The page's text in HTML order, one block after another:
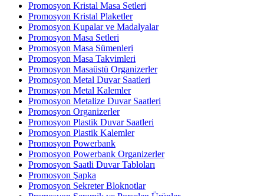
Promosyon Kristal Masa Setleri
Promosyon Kristal Plaketler
Promosyon Kupalar ve Madalyalar
Promosyon Masa Setleri
Promosyon Masa Sümenleri
Promosyon Masa Takvimleri
Promosyon Masaüstü Organizerler
Promosyon Metal Duvar Saatleri
Promosyon Metal Kalemler
Promosyon Metalize Duvar Saatleri
Promosyon Organizerler
Promosyon Plastik Duvar Saatleri
Promosyon Plastik Kalemler
Promosyon Powerbank
Promosyon Powerbank Organizerler
Promosyon Saatli Duvar Tabloları
Promosyon Şapka
Promosyon Sekreter Bloknotlar